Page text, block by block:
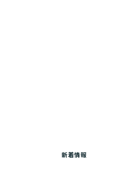
新着情報